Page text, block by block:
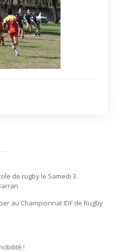
de rugby le Samedi 3
au Championnat IDF de Rugby
!